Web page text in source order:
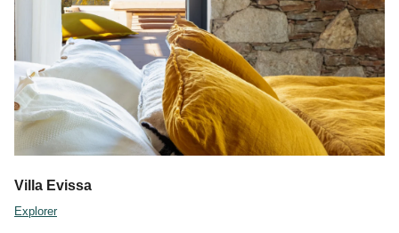
Villa Evissa
Explorer